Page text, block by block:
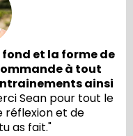
et la forme de
à tout
ainsi
Sean pour tout le
réflexion et de
as fait."